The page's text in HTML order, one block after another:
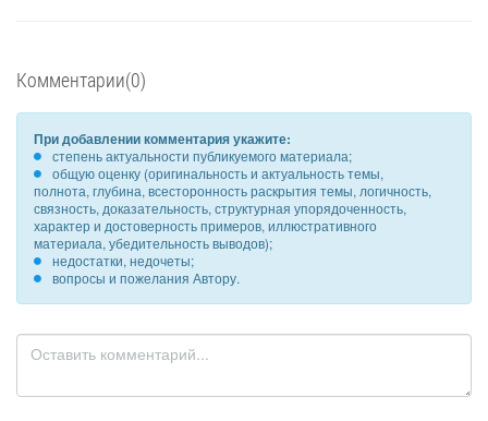
Комментарии(0)
При добавлении комментария укажите:
степень актуальности публикуемого материала;
общую оценку (оригинальность и актуальность темы,
полнота, глубина, всесторонность раскрытия темы, логичность,
связность, доказательность, структурная упорядоченность,
характер и достоверность примеров, иллюстративного
материала, убедительность выводов);
недостатки, недочеты;
вопросы и пожелания Автору.